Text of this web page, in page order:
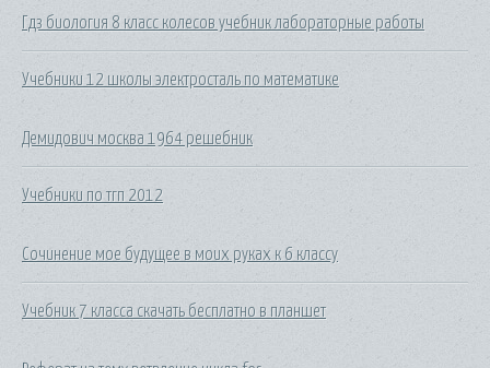
Гдз биология 8 класс колесов учебник лабораторные работы
Учебники 12 школы электросталь по математике
Демидович москва 1964 решебник
Учебники по тгп 2012
Сочинение мое будущее в моих руках к 6 классу
Учебник 7 класса скачать бесплатно в планшет